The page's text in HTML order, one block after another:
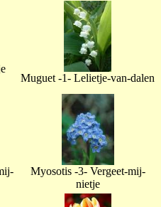
Muguet -1- Lelietje-van-dalen
Myosotis -3- Vergeet-mij-
nietje